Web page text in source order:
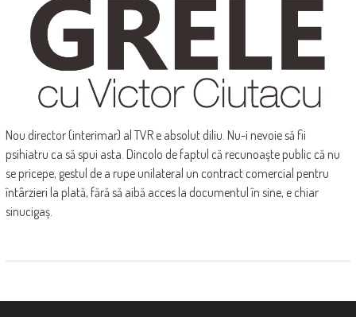
Nou director (interimar) al TVR e absolut diliu. Nu-i nevoie să fii
psihiatru ca să spui asta. Dincolo de faptul că recunoaşte public că nu
se pricepe, gestul de a rupe unilateral un contract comercial pentru
întârzieri la plată, fără să aibă acces la documentul în sine, e chiar
sinucigaş.